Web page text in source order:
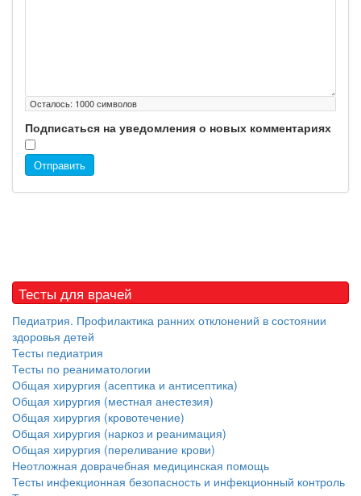
Осталось: 1000символов
Подписаться на уведомления о новых комментариях
Отправить
Тесты для врачей
Педиатрия. Профилактика ранних отклонений в состоянии
здоровья детей
Тесты педиатрия
Тесты по реаниматологии
Общая хирургия (асептика и антисептика)
Общая хирургия (местная анестезия)
Общая хирургия (кровотечение)
Общая хирургия (наркоз и реанимация)
Общая хирургия (переливание крови)
Неотложная доврачебная медицинская помощь
Тесты инфекционная безопасность и инфекционный контроль